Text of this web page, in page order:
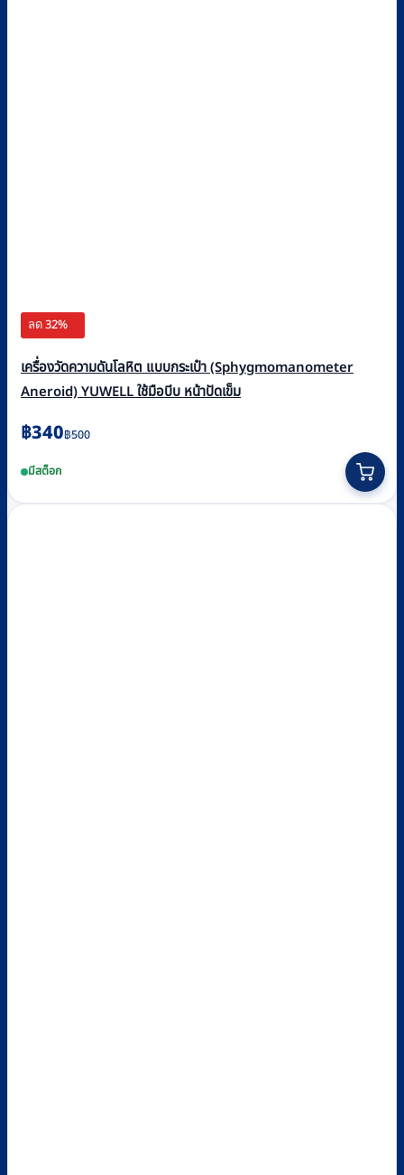
ลด 32%
เครื่องวัดความดันโลหิต แบบกระเป๋า (Sphygmomanometer
Aneroid) YUWELL ใช้มือบีบ หน้าปัดเข็ม
฿500
Original
was:
฿500.
฿340
Current
is:
฿340.
มีสต็อก